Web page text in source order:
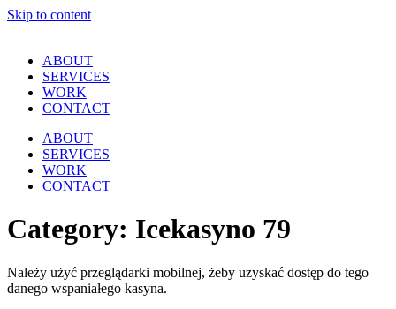
Skip to content
ABOUT
SERVICES
WORK
CONTACT
ABOUT
SERVICES
WORK
CONTACT
Category: Icekasyno 79
Należy użyć przeglądarki mobilnej, żeby uzyskać dostęp do tego
danego wspaniałego kasyna. –